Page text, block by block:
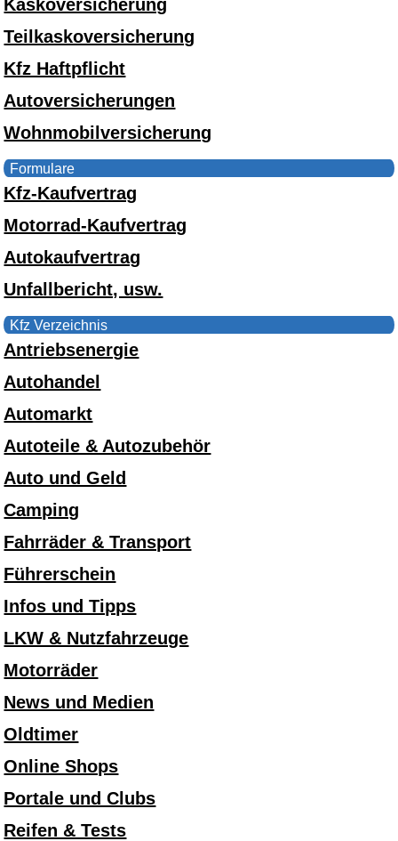
Kaskoversicherung
Teilkaskoversicherung
Kfz Haftpflicht
Autoversicherungen
Wohnmobilversicherung
Formulare
Kfz-Kaufvertrag
Motorrad-Kaufvertrag
Autokaufvertrag
Unfallbericht, usw.
Kfz Verzeichnis
Antriebsenergie
Autohandel
Automarkt
Autoteile & Autozubehör
Auto und Geld
Camping
Fahrräder & Transport
Führerschein
Infos und Tipps
LKW & Nutzfahrzeuge
Motorräder
News und Medien
Oldtimer
Online Shops
Portale und Clubs
Reifen & Tests